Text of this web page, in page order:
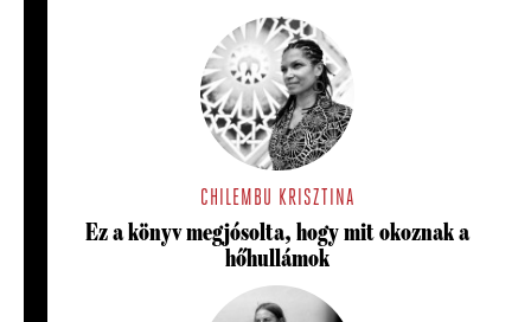
CHILEMBU KRISZTINA
Ez a könyv megjósolta, hogy mit okoznak a
hőhullámok